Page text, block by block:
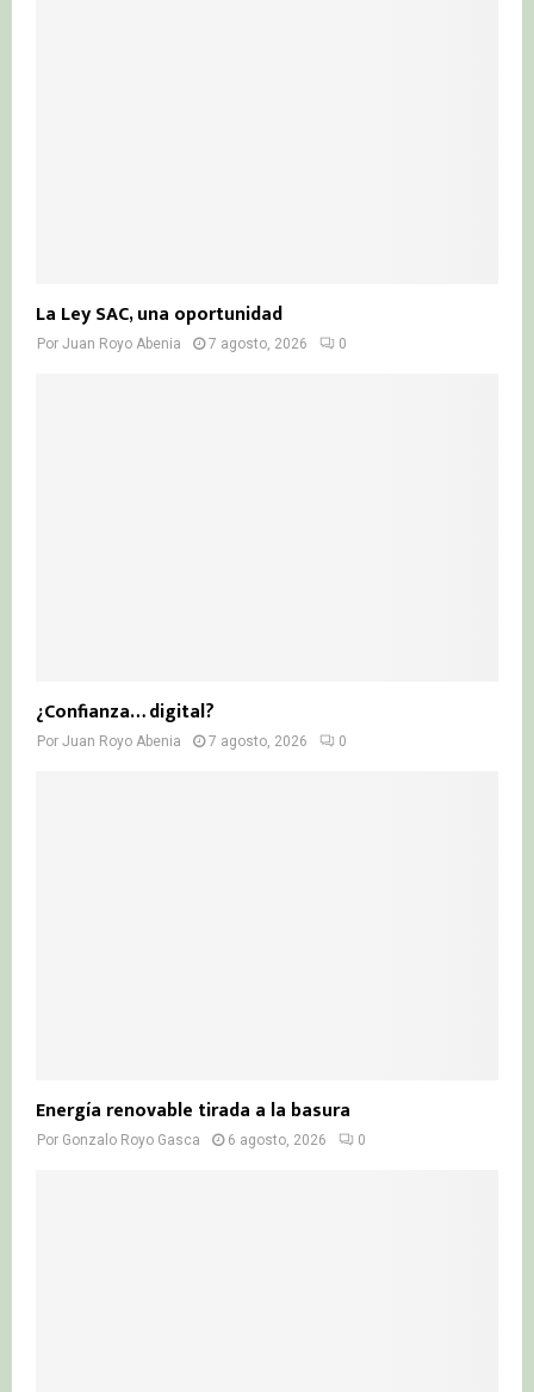
La Ley SAC, una oportunidad
Por Juan Royo Abenia 7 agosto, 2026 0
¿Confianza… digital?
Por Juan Royo Abenia 7 agosto, 2026 0
Energía renovable tirada a la basura
Por Gonzalo Royo Gasca 6 agosto, 2026 0